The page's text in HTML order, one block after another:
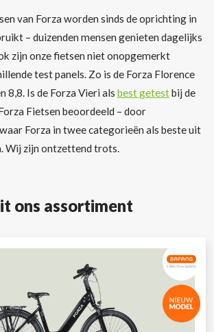
van Forza worden sinds de oprichting in
– duizenden mensen genieten dagelijks
zijn onze fietsen niet onopgemerkt
test panels. Zo is de Forza Florence
8,8. Is de Forza Vieri als best getestbij de
Fietsen beoordeeld – door
Forza in twee categorieën als beste uit
Wij zijn ontzettend trots.
ons assortiment